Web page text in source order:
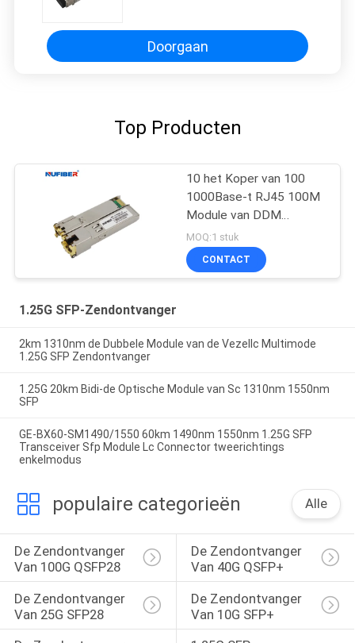
Doorgaan
Top Producten
10 het Koper van 100
1000Base-t RJ45 100M
Module van DDM
Ethernet SFP
MOQ:1 stuk
CONTACT
1.25G SFP-Zendontvanger
2km 1310nm de Dubbele Module van de Vezellc Multimode
1.25G SFP Zendontvanger
1.25G 20km Bidi-de Optische Module van Sc 1310nm 1550nm
SFP
GE-BX60-SM1490/1550 60km 1490nm 1550nm 1.25G SFP
Transceiver Sfp Module Lc Connector tweerichtings
enkelmodus
populaire categorieën Alle
De Zendontvanger
Van 100G QSFP28
De Zendontvanger
Van 40G QSFP+
De Zendontvanger
Van 25G SFP28
De Zendontvanger
Van 10G SFP+